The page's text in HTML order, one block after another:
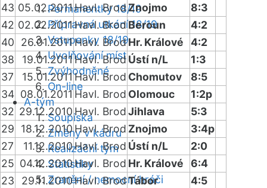
Permanentky 18/19
Přípravná utkání 18/19
Vstupenky 18/19
Uvolňování míst
Zvýhodněné
On-line
A-tým
Soupiska
Změny v kádru
Realizační tým
Statistiky
Zranění / nemocní hráči
43 05.02.2011Havl. BrodZnojmo
8:3
42 02.02.2011Havl. Brod Beroun
4:2
40
26.01.2011Havl. BrodHr. Králové
4:2
38
19.01.2011Havl. BrodÚstí n/L
1:3
37
15.01.2011 Havl. Brod Chomutov
8:5
34 08.01.2011Havl. Brod Olomouc
1:2p
32 29.12.2010Havl. BrodJihlava
5:3
29
18.12.2010Havl. Brod Znojmo
3:4p
27
11.12.2010Havl. Brod Ústí n/L
2:0
25 04.12.2010Havl. Brod Hr. Králové
6:4
23
29.11.2010Havl. BrodTábor
4:5